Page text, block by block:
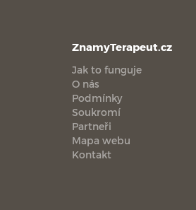
ZnamyTerapeut.cz
Jak to funguje
O nás
Podmínky
Soukromí
Partneři
Mapa webu
Kontakt